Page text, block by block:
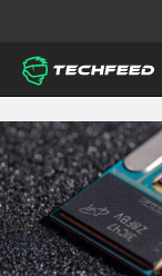
Magazín
Videa
Soutěže